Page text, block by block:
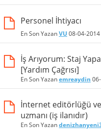
Personel İhtiyacı
En Son YazanVU 08-04-2014
İş Arıyorum: Staj
[Yardım Çağrısı]
En Son Yazanemreaydin
İnternet editörlüğü
uzmanı (iş ilanıdır)
En Son Yazan